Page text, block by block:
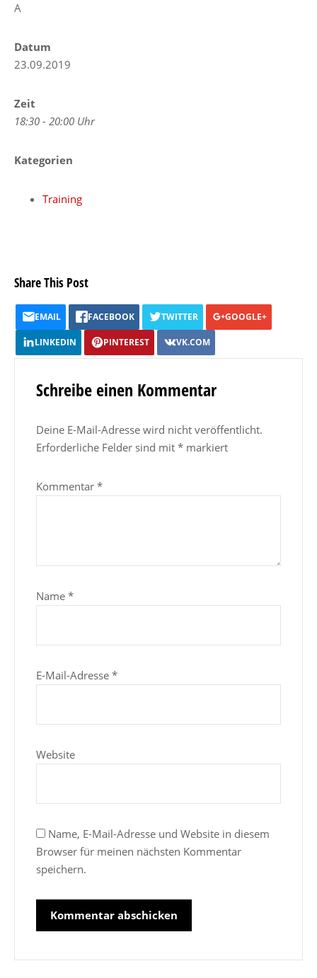
A
Datum
23.09.2019
Zeit
18:30 - 20:00 Uhr
Kategorien
Training
Share This Post
EMAIL FACEBOOK TWITTER GOOGLE+
LINKEDIN PINTEREST VK.COM
Schreibe einen Kommentar
Deine E-Mail-Adresse wird nicht veröffentlicht.
Erforderliche Felder sind mit * markiert
Kommentar *
Name *
E-Mail-Adresse *
Website
Name, E-Mail-Adresse und Website in diesem
Browser für meinen nächsten Kommentar
speichern.